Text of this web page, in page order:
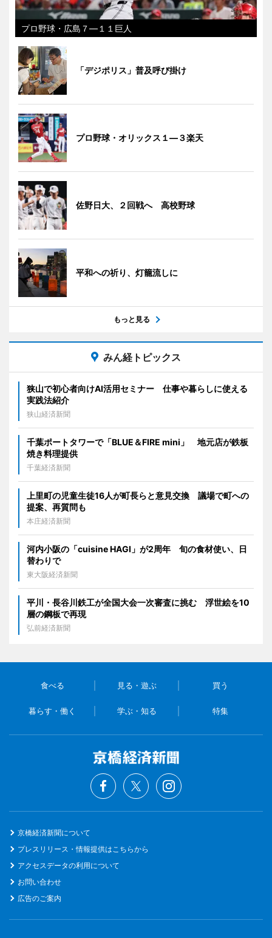
プロ野球・広島７―１１巨人
「デジポリス」普及呼び掛け
プロ野球・オリックス１―３楽天
佐野日大、２回戦へ 高校野球
平和への祈り、灯籠流しに
もっと見る
みん経トピックス
狭山で初心者向けAI活用セミナー 仕事や暮らしに使える
実践法紹介
狭山経済新聞
千葉ポートタワーで「BLUE＆FIRE mini」 地元店が鉄板
焼き料理提供
千葉経済新聞
上里町の児童生徒16人が町長らと意見交換 議場で町への
提案、再質問も
本庄経済新聞
河内小阪の「cuisine HAGI」が2周年 旬の食材使い、日
替わりで
東大阪経済新聞
平川・長谷川鉄工が全国大会一次審査に挑む 浮世絵を10
層の鋼板で再現
弘前経済新聞
食べる 見る・遊ぶ 買う
暮らす・働く 学ぶ・知る 特集
京橋経済新聞について
プレスリリース・情報提供はこちらから
アクセスデータの利用について
お問い合わせ
広告のご案内